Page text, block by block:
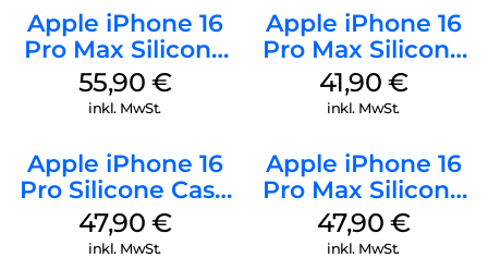
Apple iPhone 16
Pro Max Silicone
Case MagSafe
Stone Gray
55,90 €
inkl. MwSt.
Apple iPhone 16
Pro Max Silicone
Case MagSafe
Ultramarine
41,90 €
inkl. MwSt.
Apple iPhone 16
Pro Silicone Case
MagSafe Denim
47,90 €
inkl. MwSt.
Apple iPhone 16
Pro Max Silicone
Case MagSafe
Black
47,90 €
inkl. MwSt.